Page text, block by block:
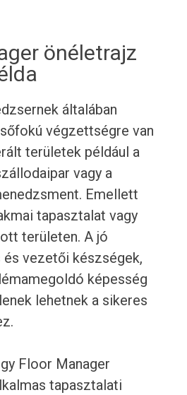
önéletrajz
általában
végzettségre van
területek például a
vagy a
Emellett
tapasztalat vagy
területen. A jó
vezetői készségek,
képesség
lehetnek a sikeres
Floor Manager
tapasztalati